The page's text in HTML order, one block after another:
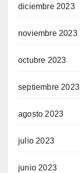
diciembre 2023
noviembre 2023
octubre 2023
septiembre 2023
agosto 2023
julio 2023
junio 2023